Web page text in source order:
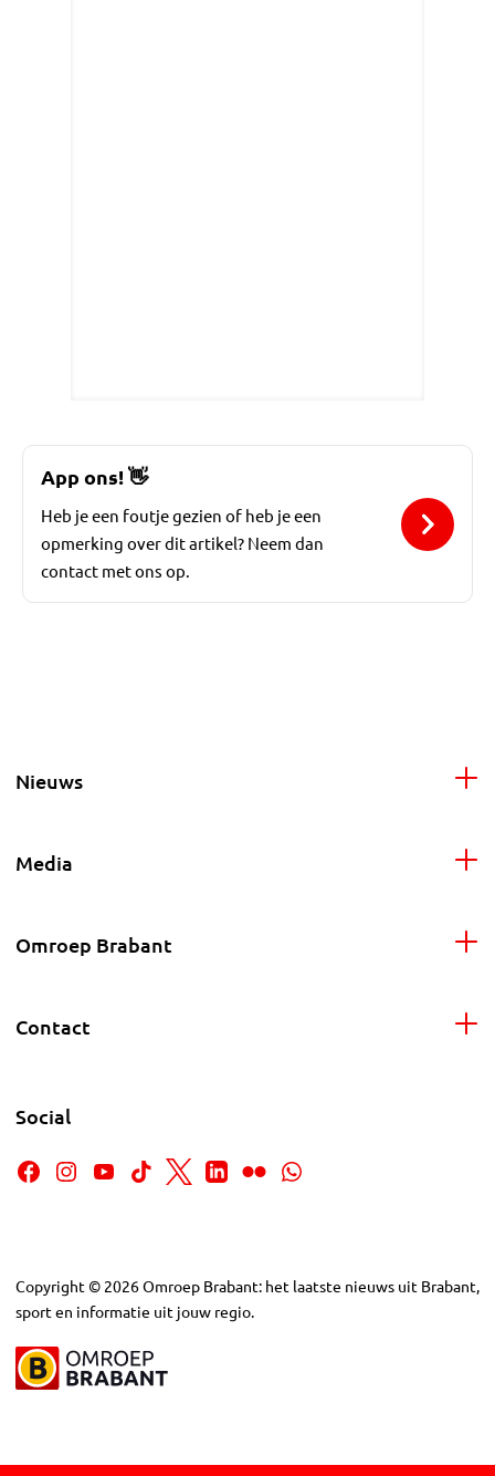
App ons!👋
Heb je een foutje gezien of heb je een
opmerking over dit artikel? Neem dan
contact met ons op.
Nieuws
Media
Omroep Brabant
Contact
Social
Copyright © 2026Omroep Brabant: het laatste nieuws uit Brabant,
sport en informatie uit jouw regio.